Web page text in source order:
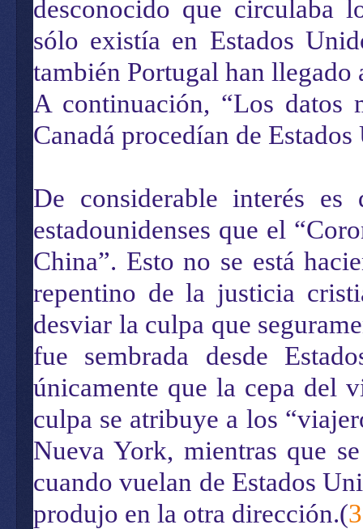
desconocido que circulaba
sólo existía en Estados
también Portugal han
A continuación, “Los datos
Canadá procedían de
De considerable interés
estadounidenses que el
China”. Esto no se está
repentino de la justicia
desviar la culpa que
fue sembrada desde
únicamente que la cepa del
culpa se atribuye a los
Nueva York, mientras que
cuando vuelan de Estados
produjo en la otra dirección.(3